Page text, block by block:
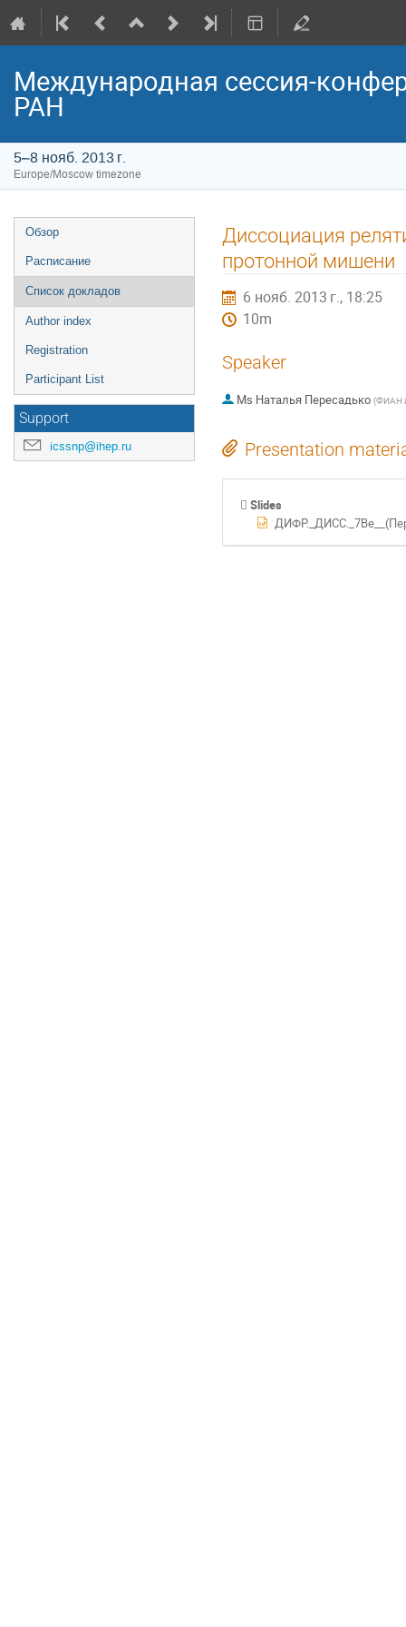
Международная сессия-
РАН
5–8 нояб. 2013 г.
Europe/Moscow timezone
Event
menu
Обзор
Расписание
Список докладов
Author index
Registration
Participant List
Support
icssnp@ihep.ru
Диссоциация
протонной мишени
6 нояб. 2013 г., 18:25
10m
Speaker
Ms Наталья Пересадько (ФИАН
Presentation
Slides